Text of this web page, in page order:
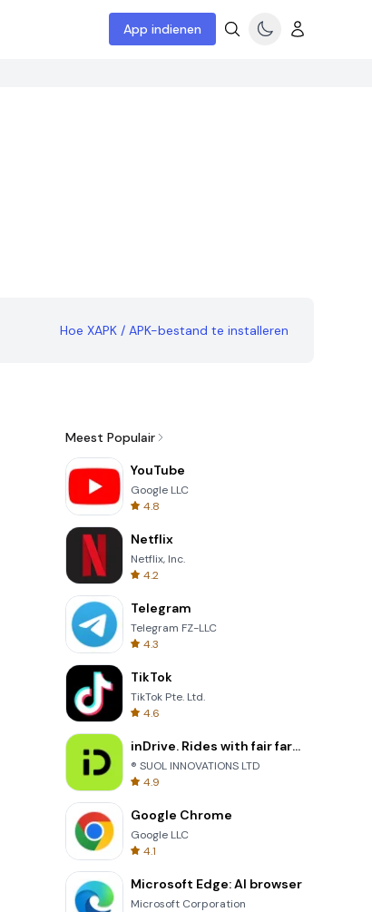
App indienen
Hoe XAPK / APK-bestand te installeren
Meest Populair
YouTube
Google LLC
4.8
Netflix
Netflix, Inc.
4.2
Telegram
Telegram FZ-LLC
4.3
TikTok
TikTok Pte. Ltd.
4.6
inDrive. Rides with fair fares
® SUOL INNOVATIONS LTD
4.9
Google Chrome
Google LLC
4.1
Microsoft Edge: AI browser
Microsoft Corporation